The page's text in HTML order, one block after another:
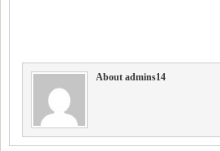
About admins14